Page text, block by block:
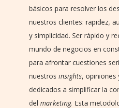
básicos para resolver los
nuestros clientes: rapidez,
y simplicidad. Ser rápido y
mundo de negocios en
para afrontar cuestiones
nuestros insights, opiniones
dedicados a simplificar la
del marketing. Esta